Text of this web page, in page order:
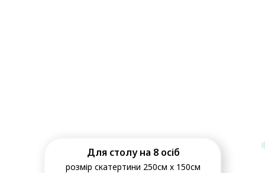
розмір скатертини 250см х 150см
Для столу на 8 осіб